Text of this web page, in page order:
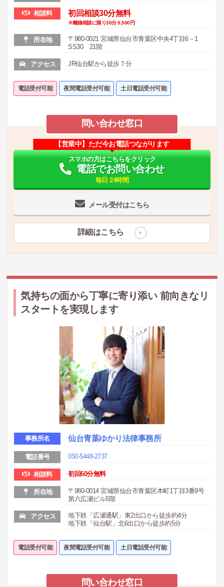
相談料 初回相談30分無料
※離婚相談に限り30分 5,500円
所在地
〒980-0021 宮城県仙台市青葉区中央4丁目6－1
SS30 21階
アクセス JR仙台駅から徒歩７分
電話受付可能 夜間電話受付可能 土日電話受付可能
問い合わせ窓口
メール受付はこちら
【営業中】ただ今お電話つながります
スマホの方はこちらをクリック
電話でお問い合わせ
毎日 24時間
詳細はこちら
気持ちの面から丁寧に寄り添い 前向きなリ
スタートを実現します
事務所名 仙台青葉ゆかり法律事務所
電話番号 050-5448-2737
相談料 初回60分無料
所在地
〒980-0014 宮城県仙台市青葉区本町1丁目3番9号
第六広瀬ビル5階
アクセス
地下鉄「広瀬通駅」東2出口から徒歩約4分
地下鉄「仙台駅」北6出口から徒歩約5分
電話受付可能 夜間電話受付可能 土日電話受付可能
問い合わせ窓口